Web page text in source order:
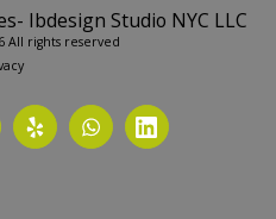
Ibdesign Studio NYC LLC
All rights reserved